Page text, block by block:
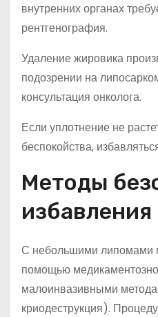
внутренних органах
рентгенография.
Удаление жировика
подозрении на
консультация онколога.
Если уплотнение не
беспокойства,
Методы
избавления
С небольшими липомами
помощью
малоинвазивными
криодеструкция).